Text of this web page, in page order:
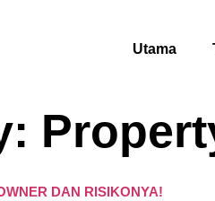
Utama
DAN RISIKONYA!